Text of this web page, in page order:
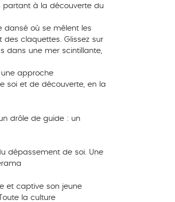
partant à la découverte du
dansé où se mêlent les
claquettes. Glissez sur
dans une mer scintillante,
une approche
soi et de découverte, en la
drôle de guide : un
dépassement de soi. Une
et captive son jeune
la culture